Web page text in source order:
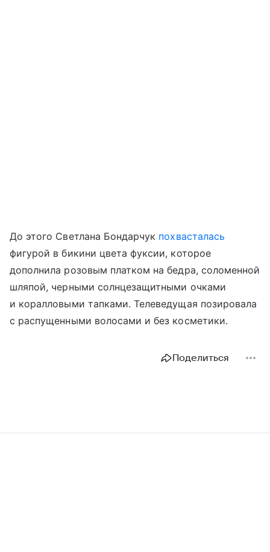
До этого Светлана Бондарчук похвасталась
фигурой в бикини цвета фуксии, которое
дополнила розовым платком на бедра, соломенной
шляпой, черными солнцезащитными очками
и коралловыми тапками. Телеведущая позировала
с распущенными волосами и без косметики.
Поделиться